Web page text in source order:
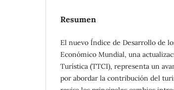
Resumen
El nuevo Índice de Desarrollo de
Económico Mundial, una
Turística (TTCI), representa un
por abordar la contribución del